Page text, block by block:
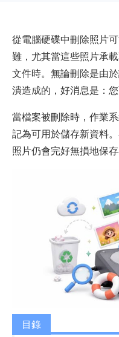
從電腦硬碟中刪除照片
難，尤其當這些照片承
文件時。無論刪除是由
潰造成的，好消息是：
當檔案被刪除時，作業
記為可用於儲存新資料
照片仍會完好無損地保存
目錄